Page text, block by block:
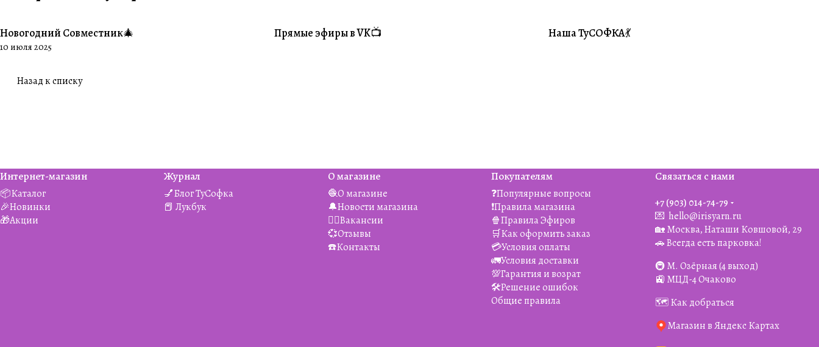
#Совместники
Новогодний Совместник🎄
10 июля 2025
#Житуха
Прямые эфиры в VK📺 #Совместники
Наша ТуСОФКА💃
Назад к списку
Интернет-магазин
📦Каталог
🎉Новинки
🎁Акции
Журнал
💅Блог ТуСофка
📕 Лукбук
О магазине
🧶О магазине
🔔Новости магазина
👯‍♀️Вакансии
💞Отзывы
☎️Контакты
Покупателям
❓Популярные вопросы
❗️Правила магазина
🍿Правила Эфиров
🛒Как оформить заказ
💳Условия оплаты
🚛Условия доставки
💯Гарантия и возрат
🛠️Решение ошибок
Общие правила
Связаться с нами
+7 (903) 014-74-79‬
💌 hello@irisyarn.ru
🏡 Москва, Наташи Ковшовой, 29
🚗 Всегда есть парковка!
🚇 М. Озёрная (4 выход)
🚉 МЦД-4 Очаково
🗺️ Как добраться
Магазин в Яндекс Картах